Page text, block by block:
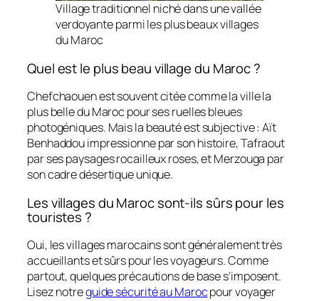
Village traditionnel niché dans une vallée
verdoyante parmi les plus beaux villages
du Maroc
Quel est le plus beau village du Maroc ?
Chefchaouen est souvent citée comme la ville la
plus belle du Maroc pour ses ruelles bleues
photogéniques. Mais la beauté est subjective : Aït
Benhaddou impressionne par son histoire, Tafraout
par ses paysages rocailleux roses, et Merzouga par
son cadre désertique unique.
Les villages du Maroc sont-ils sûrs pour les
touristes ?
Oui, les villages marocains sont généralement très
accueillants et sûrs pour les voyageurs. Comme
partout, quelques précautions de base s’imposent.
Lisez notreguide sécurité au Marocpour voyager